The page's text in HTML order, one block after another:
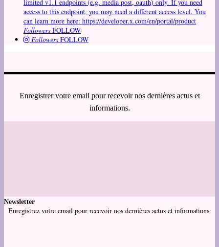
limited v1.1 endpoints (e.g. media post, oauth) only. If you need
access to this endpoint, you may need a different access level. You
can learn more here: https://developer.x.com/en/portal/product
Followers FOLLOW
Followers FOLLOW
Enregistrer votre email pour recevoir nos dernières actus et
informations.
Newsletter
Enregistrez votre email pour recevoir nos dernières actus et informations.